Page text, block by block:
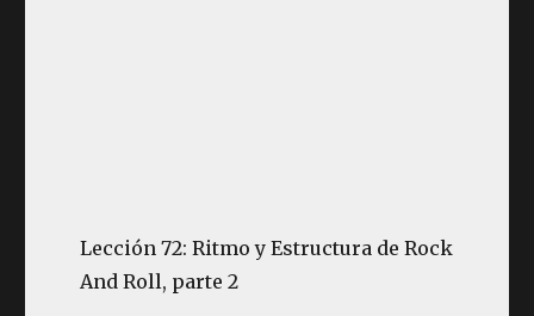
Lección 72: Ritmo y Estructura de Rock
And Roll, parte 2